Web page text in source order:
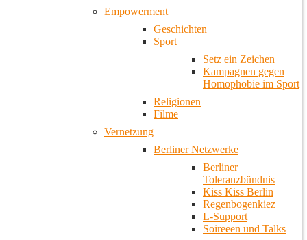
Empowerment
Geschichten
Sport
Setz ein Zeichen
Kampagnen gegen
Homophobie im Sport
Religionen
Filme
Vernetzung
Berliner Netzwerke
Berliner
Toleranzbündnis
Kiss Kiss Berlin
Regenbogenkiez
L-Support
Soireeen und Talks